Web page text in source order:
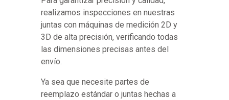
realizamos inspecciones en nuestras
juntas con máquinas de medición 2D y
3D de alta precisión, verificando todas
las dimensiones precisas antes del
envío.
Ya sea que necesite partes de
reemplazo estándar o juntas hechas a